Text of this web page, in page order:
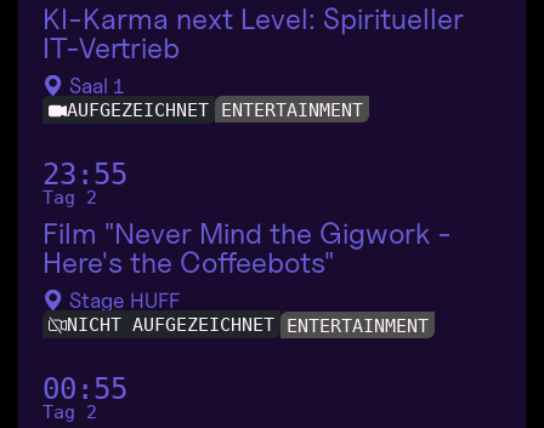
KI-Karma next Level: Spiritueller
IT-Vertrieb
Saal 1
AUFGEZEICHNET ENTERTAINMENT
23:55
Tag 2
Film "Never Mind the Gigwork -
Here's the Coffeebots"
Stage HUFF
NICHT AUFGEZEICHNET ENTERTAINMENT
00:55
Tag 2